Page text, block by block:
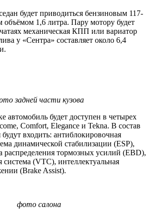
будет приводиться бензиновым 117-
объёмом 1,6 литра. Пару мотору будет
механическая КПП или вариатор
у «Сентра» составляет около 6,4
задней части кузова
автомобиль будет доступен в четырех
Comfort, Elegance и Tekna. В состав
входить: антиблокировочная
динамической стабилизации (ESP),
распределения тормозных усилий (EBD),
система (VTC), интеллектуальная
(Brake Assist).
фото салона